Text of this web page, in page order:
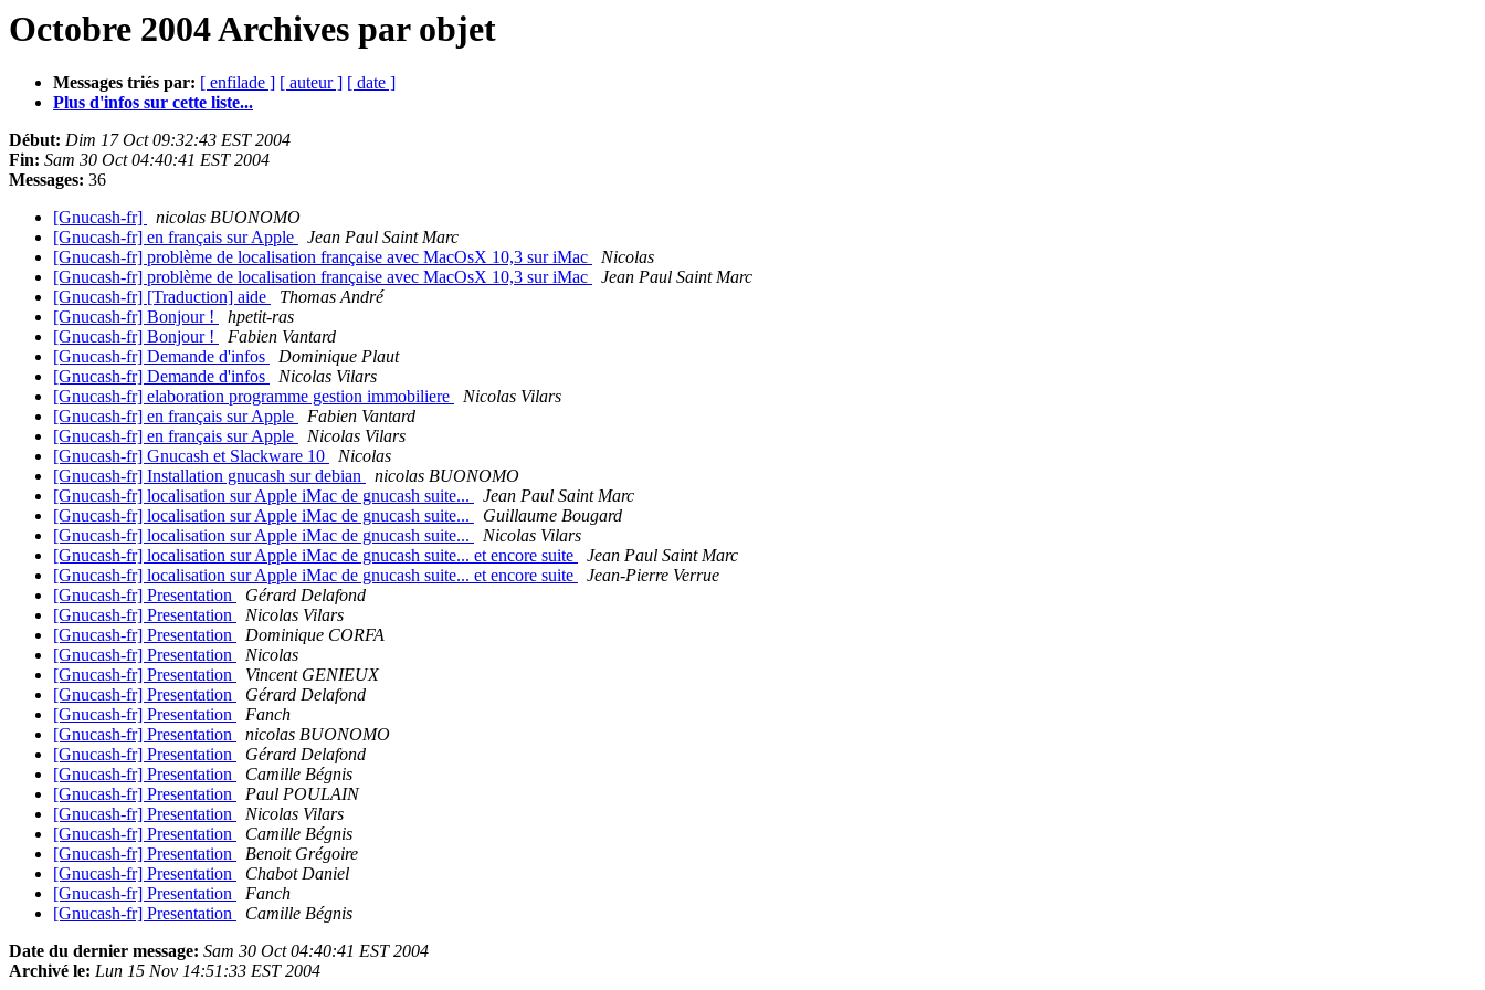
Octobre 2004 Archives par objet
Messages triés par: [ enfilade ] [ auteur ] [ date ]
Plus d'infos sur cette liste...
Début: Dim 17 Oct 09:32:43 EST 2004
Fin: Sam 30 Oct 04:40:41 EST 2004
Messages: 36
[Gnucash-fr]
nicolas BUONOMO
[Gnucash-fr] en français sur Apple
Jean Paul Saint Marc
[Gnucash-fr] problème de localisation française avec MacOsX 10,3 sur iMac
Nicolas
[Gnucash-fr] problème de localisation française avec MacOsX 10,3 sur iMac
Jean Paul Saint Marc
[Gnucash-fr] [Traduction] aide
Thomas André
[Gnucash-fr] Bonjour !
hpetit-ras
[Gnucash-fr] Bonjour !
Fabien Vantard
[Gnucash-fr] Demande d'infos
Dominique Plaut
[Gnucash-fr] Demande d'infos
Nicolas Vilars
[Gnucash-fr] elaboration programme gestion immobiliere
Nicolas Vilars
[Gnucash-fr] en français sur Apple
Fabien Vantard
[Gnucash-fr] en français sur Apple
Nicolas Vilars
[Gnucash-fr] Gnucash et Slackware 10
Nicolas
[Gnucash-fr] Installation gnucash sur debian
nicolas BUONOMO
[Gnucash-fr] localisation sur Apple iMac de gnucash suite...
Jean Paul Saint Marc
[Gnucash-fr] localisation sur Apple iMac de gnucash suite...
Guillaume Bougard
[Gnucash-fr] localisation sur Apple iMac de gnucash suite...
Nicolas Vilars
[Gnucash-fr] localisation sur Apple iMac de gnucash suite... et encore suite
Jean Paul Saint Marc
[Gnucash-fr] localisation sur Apple iMac de gnucash suite... et encore suite
Jean-Pierre Verrue
[Gnucash-fr] Presentation
Gérard Delafond
[Gnucash-fr] Presentation
Nicolas Vilars
[Gnucash-fr] Presentation
Dominique CORFA
[Gnucash-fr] Presentation
Nicolas
[Gnucash-fr] Presentation
Vincent GENIEUX
[Gnucash-fr] Presentation
Gérard Delafond
[Gnucash-fr] Presentation
Fanch
[Gnucash-fr] Presentation
nicolas BUONOMO
[Gnucash-fr] Presentation
Gérard Delafond
[Gnucash-fr] Presentation
Camille Bégnis
[Gnucash-fr] Presentation
Paul POULAIN
[Gnucash-fr] Presentation
Nicolas Vilars
[Gnucash-fr] Presentation
Camille Bégnis
[Gnucash-fr] Presentation
Benoit Grégoire
[Gnucash-fr] Presentation
Chabot Daniel
[Gnucash-fr] Presentation
Fanch
[Gnucash-fr] Presentation
Camille Bégnis
Date du dernier message: Sam 30 Oct 04:40:41 EST 2004
Archivé le: Lun 15 Nov 14:51:33 EST 2004